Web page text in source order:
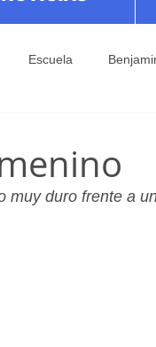
Escuela
muy duro frente a